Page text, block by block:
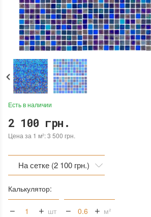
Есть в наличии
2 100 грн.
Цена за 1 м²: 3 500 грн.
На сетке (2 100 грн.)
На бумаге (2 100 грн.)
Калькулятор:
шт м²